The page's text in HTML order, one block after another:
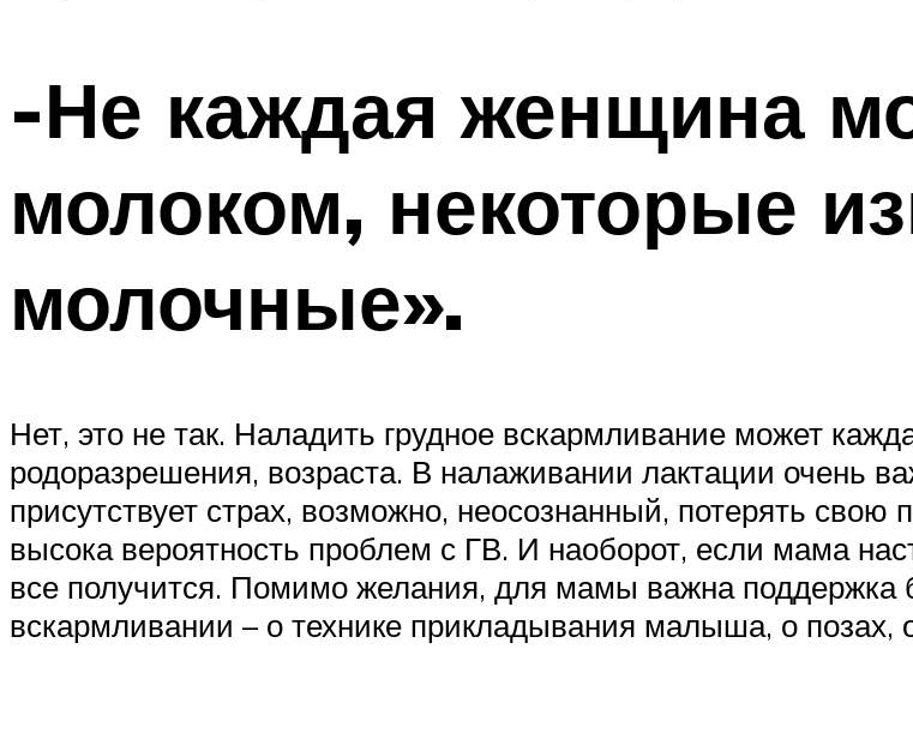
-Не каждая женщина
молоком, некоторые
молочные».
Нет, это не так. Наладить грудное вскармливание может
родоразрешения, возраста. В налаживании лактации очень
присутствует страх, возможно, неосознанный, потерять свою
высока вероятность проблем с ГВ. И наоборот, если мама
все получится. Помимо желания, для мамы важна
вскармливании – о технике прикладывания малыша, о позах,